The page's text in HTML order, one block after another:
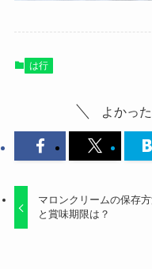
は行
よかっ
マロンクリームの保存
と賞味期限は？